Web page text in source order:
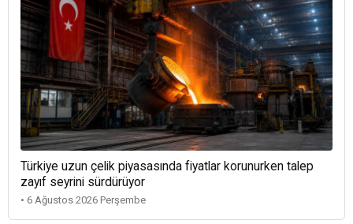
Türkiye uzun çelik piyasasında fiyatlar korunurken talep
zayıf seyrini sürdürüyor
• 6 Ağustos 2026 Perşembe